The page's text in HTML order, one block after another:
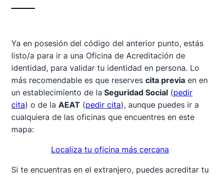
Ya en posesión del código del anterior punto, estás
listo/a para ir a una Oficina de Acreditación de
identidad, para validar tu identidad en persona. Lo
más recomendable es que reserves cita previa en en
un establecimiento de la Seguridad Social (pedir
cita) o de la AEAT (pedir cita), aunque puedes ir a
cualquiera de las oficinas que encuentres en este
mapa:
Localiza tu oficina más cercana
Si te encuentras en el extranjero, puedes acreditar tu